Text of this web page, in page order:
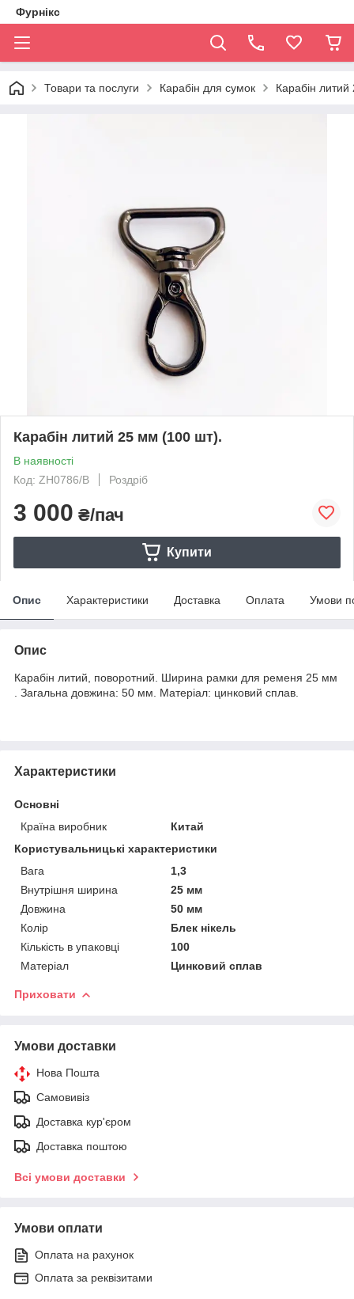
Фурнікс
Товари та послуги Карабін для сумок Карабін
Карабін литий 25 мм (100 шт).
В наявності
Код: ZH0786/B
Роздріб
3 000 ₴/пач
Купити
Опис Характеристики Доставка Оплата Умови
Опис
Карабін литий, поворотний. Ширина рамки для ременя 25 мм
. Загальна довжина: 50 мм. Матеріал: цинковий сплав.
Характеристики
Основні
Країна виробник
Китай
Користувальницькі характеристики
Вага
1,3
Внутрішня ширина
25 мм
Довжина
50 мм
Колір
Блек нікель
Кількість в упаковці
100
Матеріал
Цинковий сплав
Приховати
Умови доставки
Нова Пошта
Самовивіз
Доставка кур'єром
Доставка поштою
Всі умови доставки
Умови оплати
Оплата на рахунок
Оплата за реквізитами